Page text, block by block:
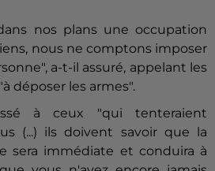
nos plans une occupation
nous ne comptons imposer
a-t-il assuré, appelant les
déposer les armes".
à ceux "qui tenteraient
(...) ils doivent savoir que la
sera immédiate et conduira à